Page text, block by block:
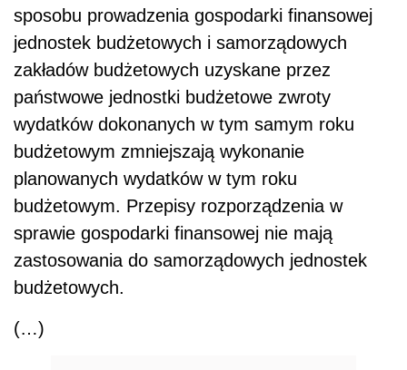
sposobu prowadzenia gospodarki finansowej
jednostek budżetowych i samorządowych
zakładów budżetowych uzyskane przez
państwowe jednostki budżetowe zwroty
wydatków dokonanych w tym samym roku
budżetowym zmniejszają wykonanie
planowanych wydatków w tym roku
budżetowym. Przepisy rozporządzenia w
sprawie gospodarki finansowej nie mają
zastosowania do samorządowych jednostek
budżetowych.
(…)